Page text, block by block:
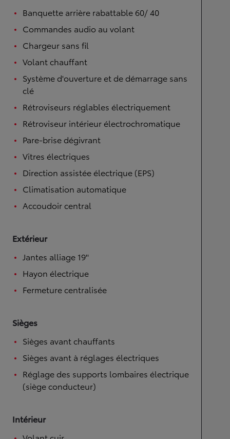
Banquette arrière rabattable 60/ 40
Commandes audio au volant
Chargeur sans fil
Volant chauffant
Système d'ouverture et de démarrage sans
clé
Rétroviseurs réglables électriquement
Rétroviseur intérieur électrochromatique
Pare-brise dégivrant
Vitres électriques
Direction assistée électrique (EPS)
Climatisation automatique
Accoudoir central
Extérieur
Jantes alliage 19''
Hayon électrique
Fermeture centralisée
Sièges
Sièges avant chauffants
Sièges avant à réglages électriques
Réglage des supports lombaires électrique
(siège conducteur)
Intérieur